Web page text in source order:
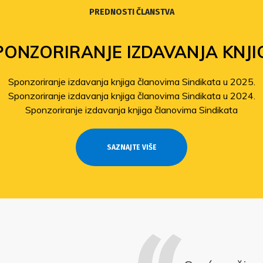
PREDNOSTI ČLANSTVA
IZDAVANJA
Sponzoriranje izdavanja knjiga članovima Sindikata u 2025.
Sponzoriranje izdavanja knjiga članovima Sindikata u 2024.
Sponzoriranje izdavanja knjiga članovima Sindikata
SAZNAJTE VIŠE